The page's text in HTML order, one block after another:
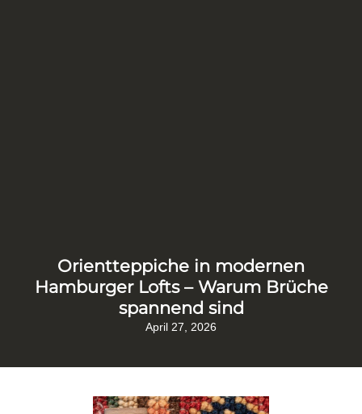
Orientteppiche in modernen
Hamburger Lofts – Warum Brüche
spannend sind
April 27, 2026